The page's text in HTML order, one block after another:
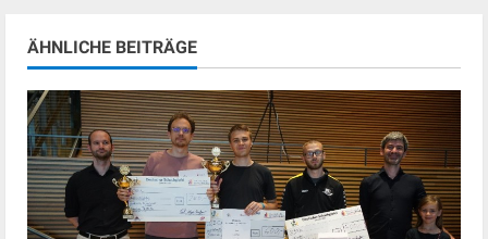
ÄHNLICHE BEITRÄGE